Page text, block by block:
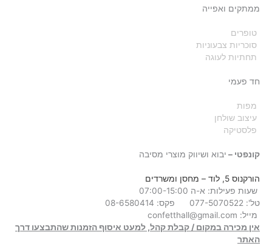
ממתקים ואפייה
טופרים
סוכריות צבעוניות
תחתיות לעוגה
חד פעמי
מפות
עיצוב שולחן
פלסטיקה
קונפטי – יבוא ושיווק מוצרי מסיבה
הורקנוס 5, לוד
– מחסן ומשרדים
שעות פעילות: א-ה 07:00-15:00
טל': 077-5070522
מייל: confetthall@gmail.com
אין מכירה במקום / קבלת קהל, למעט איסוף הזמנות שהתבצעו דרך
האתר